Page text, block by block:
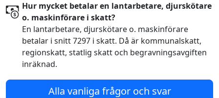
Hur mycket betalar en lantarbetare, djurskötare
o. maskinförare i skatt?
En lantarbetare, djurskötare o. maskinförare
betalar i snitt 7297 i skatt. Då är kommunalskatt,
regionskatt, statlig skatt och begravningsavgiften
inräknad.
Alla vanliga frågor och svar